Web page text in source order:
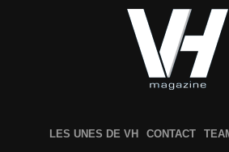
LES UNES DE VH CONTACT